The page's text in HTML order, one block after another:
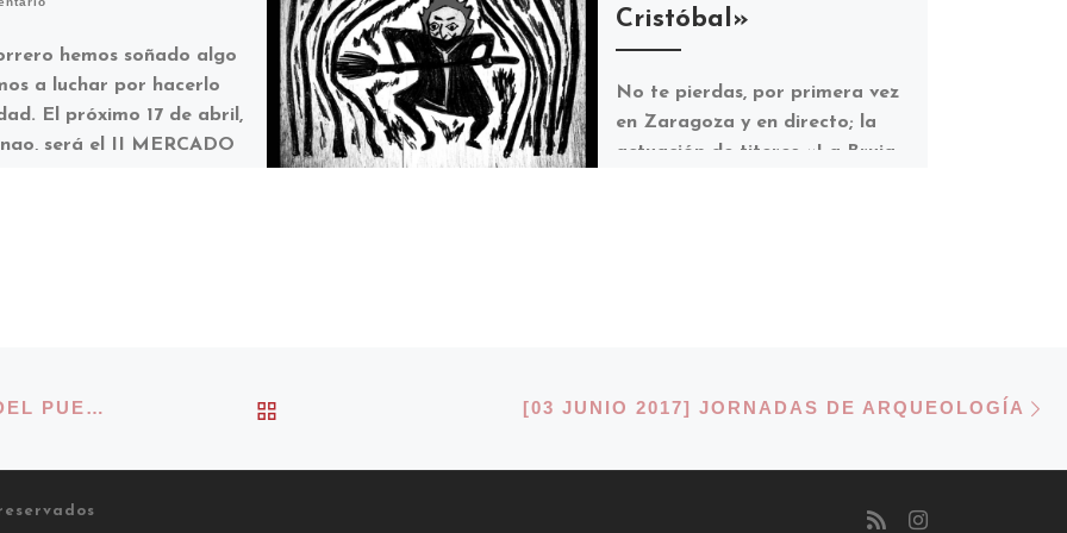
hemos soñado algo
a luchar por hacerlo
El próximo 17 de abril,
será el II MERCADO
Cristóbal»
No te pierdas, por primera vez
en Zaragoza y en directo; la
actuación de titeres «La Bruja
[28 MAYO 2017] JORNADA SOBRE LA LUCHA DEL PUEBLO KURDO VOLVER A LA LISTA DE ENTRADAS[03 JUNIO 2017] JORNADAS DE ARQUEOLOGÍA